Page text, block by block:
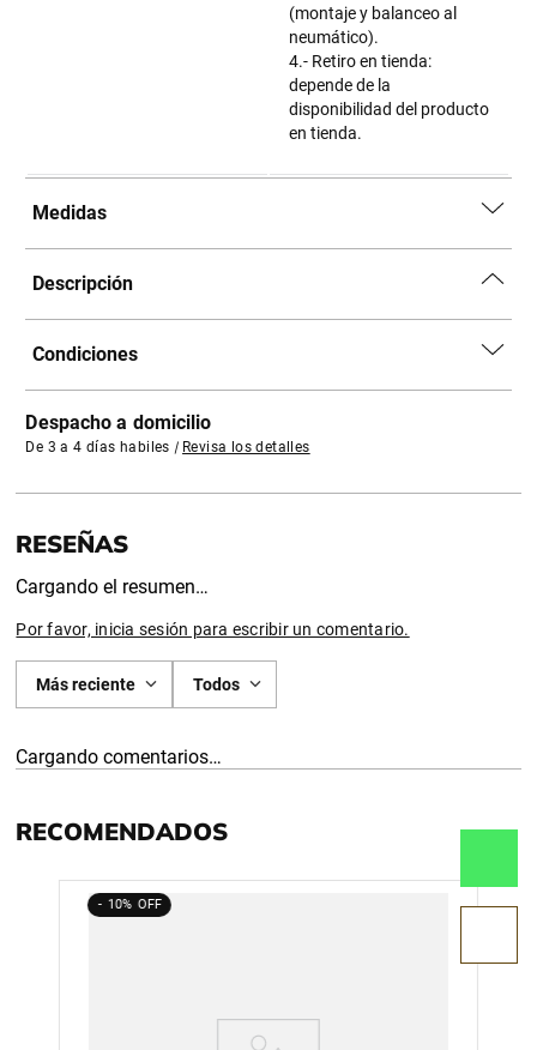
(montaje y balanceo al
neumático).
4.- Retiro en tienda:
depende de la
disponibilidad del producto
en tienda.
Medidas
Descripción
Condiciones
Despacho a domicilio
De 3 a 4 días habiles | Revisa los detalles
Cargando el resumen…
Por favor, inicia sesión para escribir un comentario.
Más reciente Todos
Cargando comentarios…
RECOMENDADOS
10%